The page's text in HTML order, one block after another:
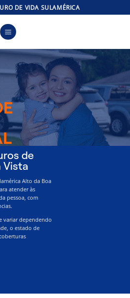
DE VIDA SULAMÉRICA
de
Vista
Alto da Boa
atender às
pessoa, com
variar dependendo
o estado de